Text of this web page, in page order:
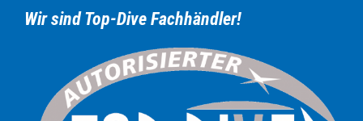
Wir sind Top-Dive Fachhändler!